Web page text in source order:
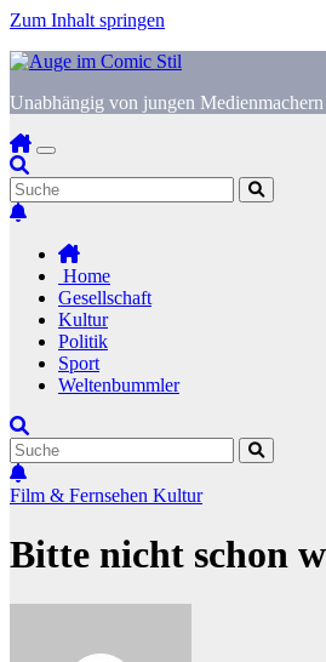
Zum Inhalt springen
Unabhängig von jungen Medienmachern
Home
Gesellschaft
Kultur
Politik
Sport
Weltenbummler
Film & Fernsehen Kultur
Bitte nicht schon